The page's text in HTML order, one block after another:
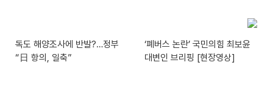
독도 해양조사에 반발?…정부
“日 항의, 일축”
‘폐버스 논란’ 국민의힘 최보윤
대변인 브리핑 [현장영상]